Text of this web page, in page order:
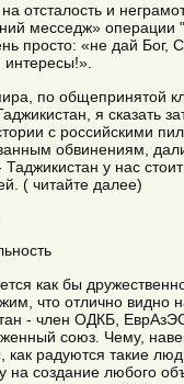
отсталость и
месседж» операции
просто: «не дай Бог,
интересы!».
по общепринятой
я сказать
с российскими
обвинениям,
у нас
( читайте далее)
как бы
что отлично видно
- член ОДКБ,
союз. Чему,
как радуются такие
на создание любого